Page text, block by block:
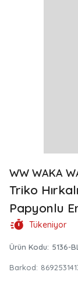
WW WAKA
Triko
Papyonlu
Tükeniyor
Ürün Kodu: 5136-
Barkod: